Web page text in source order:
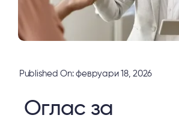
Published On: февруари 18, 2026
Оглас за